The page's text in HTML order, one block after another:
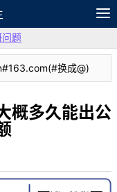
记题
换成@)
概多久能出公